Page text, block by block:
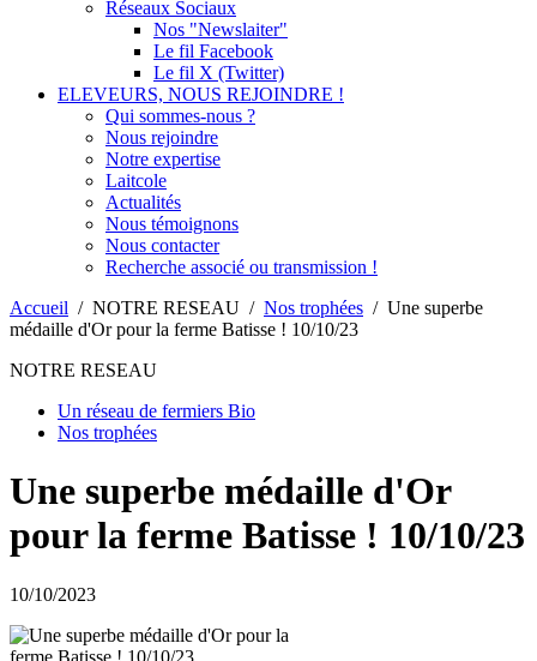
Réseaux Sociaux
Nos "Newslaiter"
Le fil Facebook
Le fil X (Twitter)
ELEVEURS, NOUS REJOINDRE !
Qui sommes-nous ?
Nous rejoindre
Notre expertise
Laitcole
Actualités
Nous témoignons
Nous contacter
Recherche associé ou transmission !
Accueil / NOTRE RESEAU / Nos trophées / Une superbe
médaille d'Or pour la ferme Batisse ! 10/10/23
NOTRE RESEAU
Un réseau de fermiers Bio
Nos trophées
Une superbe médaille d'Or
pour la ferme Batisse ! 10/10/23
10/10/2023